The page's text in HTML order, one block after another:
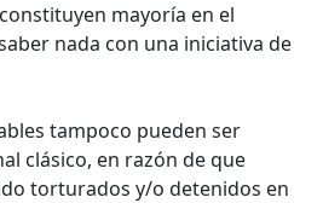
mayoría en el
nada con una iniciativa de
tampoco pueden ser
clásico, en razón de que
torturados y/o detenidos en